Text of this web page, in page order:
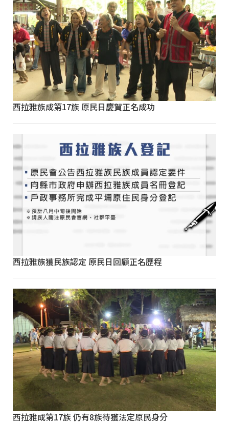
西拉雅族成第17族 原民日慶賀正名成功
西拉雅族獲民族認定 原民日回顧正名歷程
西拉雅成第17族 仍有8族待獲法定原民身分